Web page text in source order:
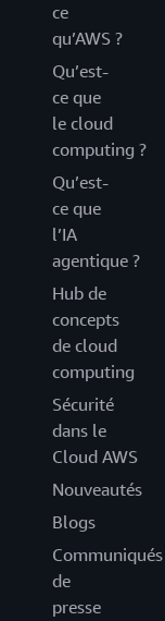
ce
qu’AWS ?
Qu’est-
ce que
le cloud
computing ?
Qu’est-
ce que
l’IA
agentique ?
Hub de
concepts
de cloud
computing
Sécurité
dans le
Cloud AWS
Nouveautés
Blogs
Communiqués
de
presse